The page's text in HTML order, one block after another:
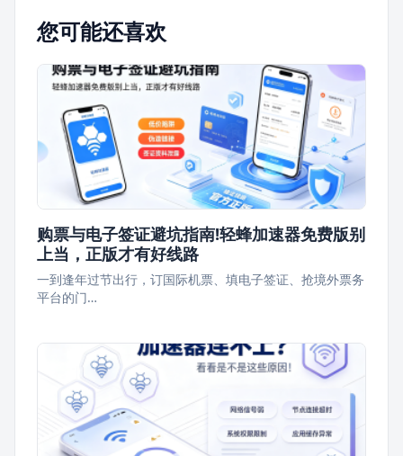
您可能还喜欢
购票与电子签证避坑指南!轻蜂加速器免费版别
上当，正版才有好线路
一到逢年过节出行，订国际机票、填电子签证、抢境外票务
平台的门…